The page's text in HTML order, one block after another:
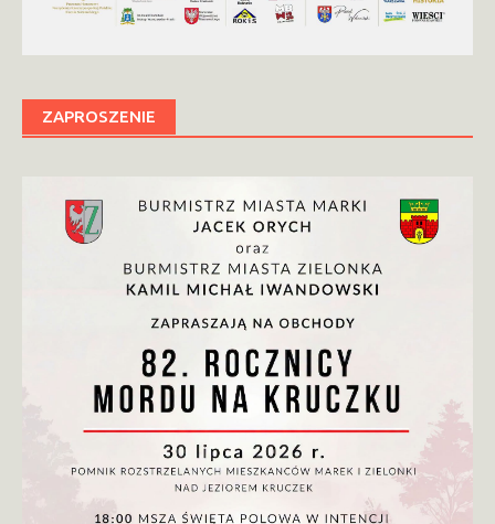
ZAPROSZENIE